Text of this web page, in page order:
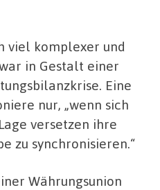
viel komplexer und
in Gestalt einer
Eine
nur, „wenn sich
versetzen ihre
zu synchronisieren.“
Währungsunion